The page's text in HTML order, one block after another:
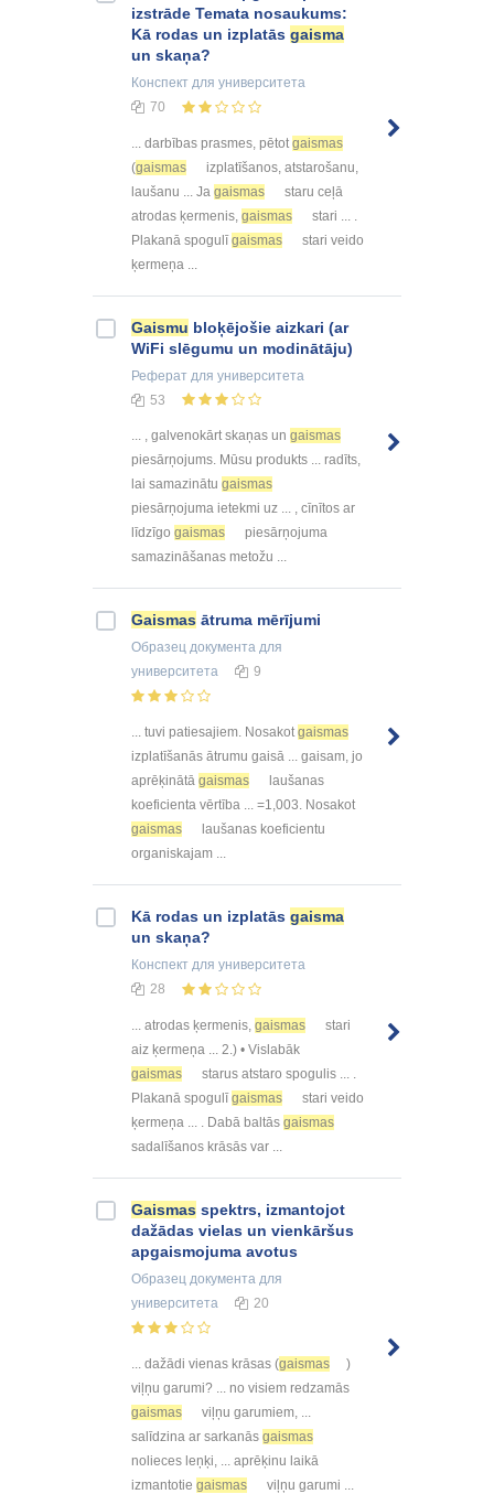
izstrāde Temata nosaukums:
Kā rodas un izplatās gaisma
un skaņa?
Конспект для университета
70
... darbības prasmes, pētot gaismas
(gaismas
izplatīšanos, atstarošanu,
laušanu ... Ja gaismas
staru ceļā
atrodas ķermenis, gaismas
stari ... .
Plakanā spogulīgaismas
stari veido
ķermeņa ...
Gaismu bloķējošie aizkari (ar
WiFi slēgumu un modinātāju)
Реферат для университета
53
... , galvenokārt skaņas un gaismas
piesārņojums. Mūsu produkts ... radīts,
lai samazinātu gaismas
piesārņojuma ietekmi uz ... , cīnītos ar
līdzīgo gaismas
piesārņojuma
samazināšanas metožu ...
Gaismas ātruma mērījumi
Образец документа для
университета
9
... tuvi patiesajiem. Nosakotgaismas
izplatīšanās ātrumu gaisā ... gaisam, jo
aprēķinātā gaismas
laušanas
koeficienta vērtība ... =1,003. Nosakot
gaismas
laušanas koeficientu
organiskajam ...
Kā rodas un izplatās gaisma
un skaņa?
Конспект для университета
28
... atrodas ķermenis, gaismas
stari
aiz ķermeņa ... 2.) • Vislabāk
gaismas
starus atstaro spogulis ... .
Plakanā spogulīgaismas
stari veido
ķermeņa ... . Dabā baltās gaismas
sadalīšanos krāsās var ...
Gaismas spektrs, izmantojot
dažādas vielas un vienkāršus
apgaismojuma avotus
Образец документа для
университета
20
... dažādi vienas krāsas (gaismas
)
viļņu garumi? ... no visiem redzamās
gaismas
viļņu garumiem, ...
salīdzina ar sarkanās gaismas
nolieces leņķi, ... aprēķinu laikā
izmantotie gaismas viļņu garumi ...